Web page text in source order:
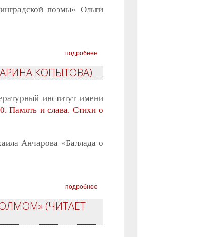
поэмы» Ольги
подробнее
КОПЫТОВА)
институт имени
Память и слава. Стихи о
Анчарова «Баллада о
подробнее
(ЧИТАЕТ